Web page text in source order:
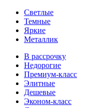
Светлые
Темные
Яркие
Металлик
В рассрочку
Недорогие
Премиум-класс
Элитные
Дешевые
Эконом-класс